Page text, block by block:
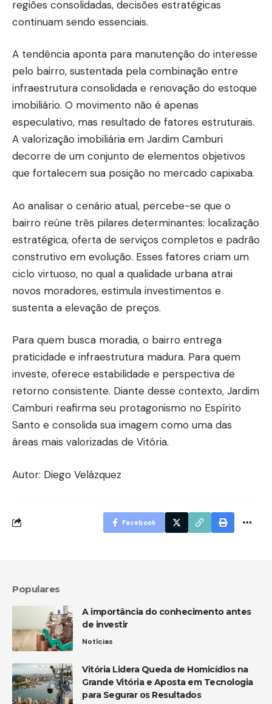
regiões consolidadas, decisões estratégicas
continuam sendo essenciais.
A tendência aponta para manutenção do interesse
pelo bairro, sustentada pela combinação entre
infraestrutura consolidada e renovação do estoque
imobiliário. O movimento não é apenas
especulativo, mas resultado de fatores estruturais.
A valorização imobiliária em Jardim Camburi
decorre de um conjunto de elementos objetivos
que fortalecem sua posição no mercado capixaba.
Ao analisar o cenário atual, percebe-se que o
bairro reúne três pilares determinantes: localização
estratégica, oferta de serviços completos e padrão
construtivo em evolução. Esses fatores criam um
ciclo virtuoso, no qual a qualidade urbana atrai
novos moradores, estimula investimentos e
sustenta a elevação de preços.
Para quem busca moradia, o bairro entrega
praticidade e infraestrutura madura. Para quem
investe, oferece estabilidade e perspectiva de
retorno consistente. Diante desse contexto, Jardim
Camburi reafirma seu protagonismo no Espírito
Santo e consolida sua imagem como uma das
áreas mais valorizadas de Vitória.
Autor: Diego Velázquez
Facebook
Populares
A importância do conhecimento antes
de investir
Notícias
Vitória Lidera Queda de Homicídios na
Grande Vitória e Aposta em Tecnologia
para Segurar os Resultados